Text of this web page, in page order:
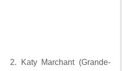
Katy Marchant (Grande-